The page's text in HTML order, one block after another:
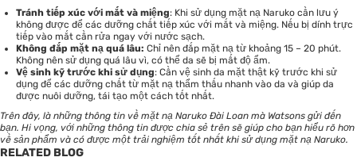
Tránh tiếp xúc với mắt và miệng: Khi sử dụng mặt nạ Naruko cần lưu ý
không được để các dưỡng chất tiếp xúc với mắt và miệng. Nếu bị dính trực
tiếp vào mắt cần rửa ngay với nước sạch.
Không đắp mặt nạ quá lâu: Chỉ nên đắp mặt nạ từ khoảng 15 – 20 phút.
Không nên sử dụng quá lâu vì, có thể da sẽ bị mất độ ẩm.
Vệ sinh kỹ trước khi sử dụng: Cần vệ sinh da mặt thật kỹ trước khi sử
dụng để các dưỡng chất từ mặt nạ thẩm thấu nhanh vào da và giúp da
được nuôi dưỡng, tái tạo một cách tốt nhất.
Trên đây, là những thông tin về mặt nạ Naruko Đài Loan mà Watsons gửi đến
bạn. Hi vọng, với những thông tin được chia sẻ trên sẽ giúp cho bạn hiểu rõ hơn
về sản phẩm và có được một trải nghiệm tốt nhất khi sử dụng mặt nạ Naruko.
RELATED BLOG